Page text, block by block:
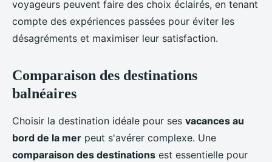
voyageurs peuvent faire des choix éclairés, en tenant
compte des expériences passées pour éviter les
désagréments et maximiser leur satisfaction.
Comparaison des destinations
balnéaires
Choisir la destination idéale pour ses vacances au
bord de la mer peut s'avérer complexe. Une
comparaison des destinations est essentielle pour